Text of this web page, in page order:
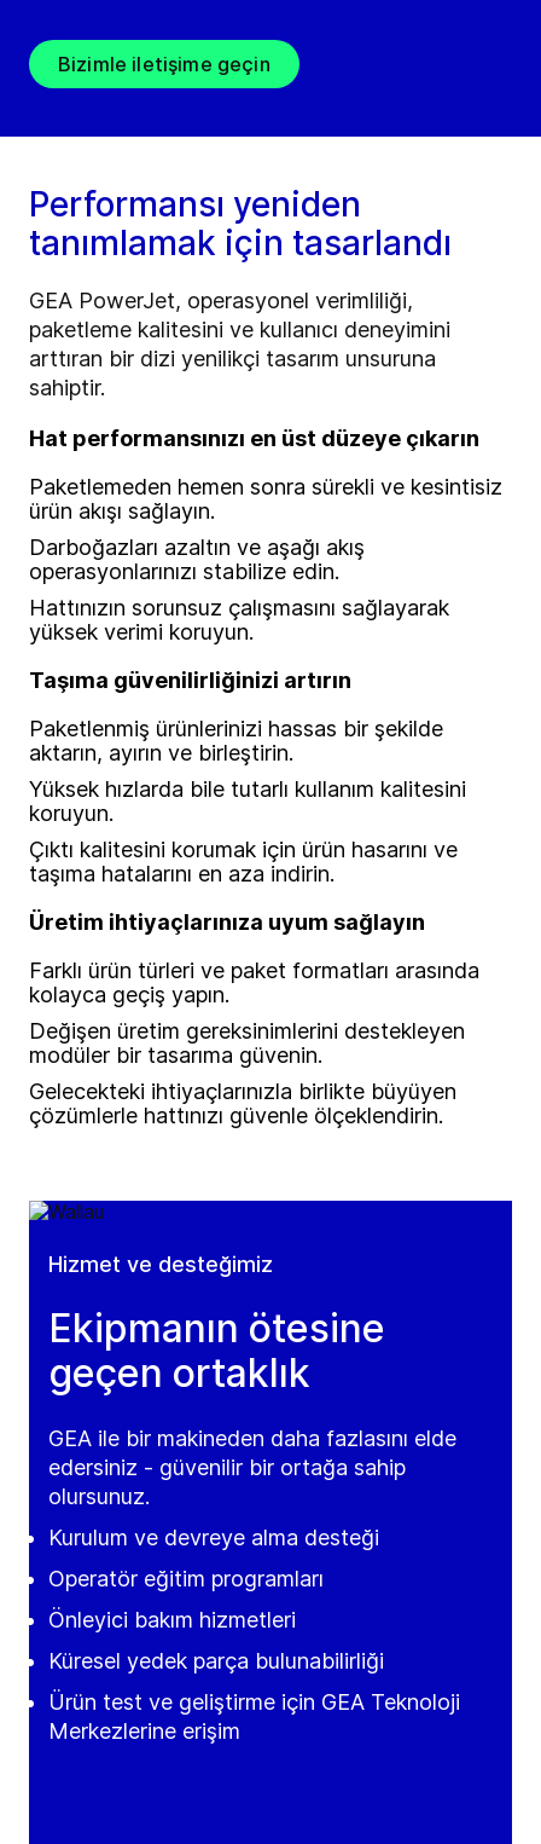
Bizimle iletişime geçin
Performansı yeniden
tanımlamak için tasarlandı
GEA PowerJet, operasyonel verimliliği,
paketleme kalitesini ve kullanıcı deneyimini
arttıran bir dizi yenilikçi tasarım unsuruna
sahiptir.
Hat performansınızı en üst düzeye çıkarın
Paketlemeden hemen sonra sürekli ve kesintisiz
ürün akışı sağlayın.
Darboğazları azaltın ve aşağı akış
operasyonlarınızı stabilize edin.
Hattınızın sorunsuz çalışmasını sağlayarak
yüksek verimi koruyun.
Taşıma güvenilirliğinizi artırın
Paketlenmiş ürünlerinizi hassas bir şekilde
aktarın, ayırın ve birleştirin.
Yüksek hızlarda bile tutarlı kullanım kalitesini
koruyun.
Çıktı kalitesini korumak için ürün hasarını ve
taşıma hatalarını en aza indirin.
Üretim ihtiyaçlarınıza uyum sağlayın
Farklı ürün türleri ve paket formatları arasında
kolayca geçiş yapın.
Değişen üretim gereksinimlerini destekleyen
modüler bir tasarıma güvenin.
Gelecekteki ihtiyaçlarınızla birlikte büyüyen
çözümlerle hattınızı güvenle ölçeklendirin.
Hizmet ve desteğimiz
Ekipmanın ötesine
geçen ortaklık
GEA ile bir makineden daha fazlasını elde
edersiniz - güvenilir bir ortağa sahip
olursunuz.
Kurulum ve devreye alma desteği
Operatör eğitim programları
Önleyici bakım hizmetleri
Küresel yedek parça bulunabilirliği
Ürün test ve geliştirme için GEA Teknoloji
Merkezlerine erişim